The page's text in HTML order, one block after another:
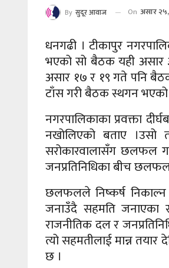
By सुदूर आवाज On असार
धनगढी । टीकापुर
भएको सो बैठक यही असार
असार १७ र १९ गते पनि
टाँस गरी बैठक स्थगन भएको
नगरपालिकाका प्रवक्ता
नखोलिएको बताए ।उसो
सरोकारवालासँग छलफल
जनप्रतिनिधिका बीच
छलफलले निष्कर्ष
जनाउँदै सहमति जनाएका
राजनीतिक दल र
त्यो सहमतीलाई मान्न
छ ।